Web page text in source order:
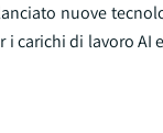
nuove
carichi di lavoro